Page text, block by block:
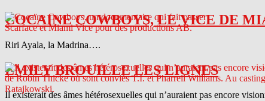
COCAINE COWBOYS, LE VICE DE
Riri Ayala, la Madrina….
EMILY BROUILLE LES LIGNES
Il existerait des âmes hétérosexuelles qui n’auraient pas encore